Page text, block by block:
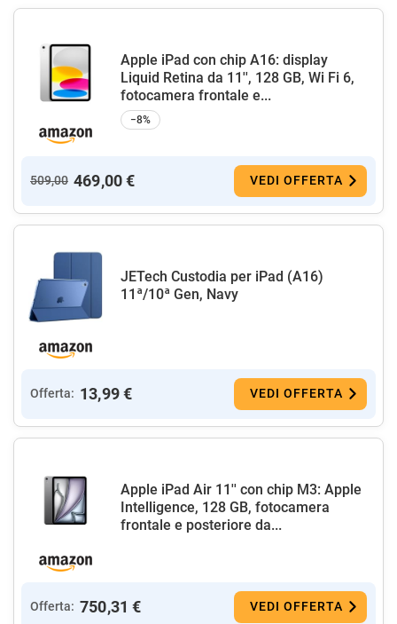
Apple iPad con chip A16: display
Liquid Retina da 11'', 128 GB, Wi Fi 6,
fotocamera frontale e...
−8%
509,00 469,00 € VEDI OFFERTA
JETech Custodia per iPad (A16)
11ª/10ª Gen, Navy
Offerta: 13,99 € VEDI OFFERTA
Apple iPad Air 11'' con chip M3: Apple
Intelligence, 128 GB, fotocamera
frontale e posteriore da...
Offerta: 750,31 € VEDI OFFERTA